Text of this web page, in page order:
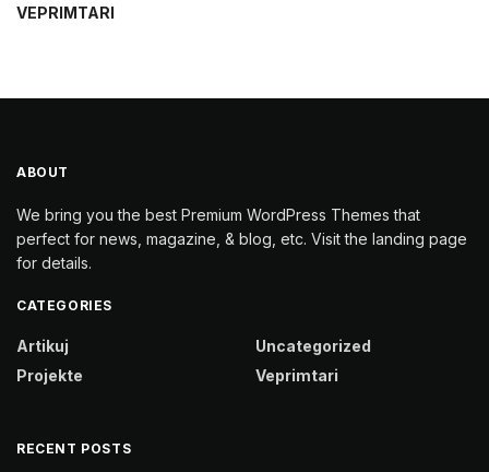
VEPRIMTARI
ABOUT
We bring you the best Premium WordPress Themes that
perfect for news, magazine, & blog, etc. Visit the landing page
for details.
CATEGORIES
Artikuj
Projekte
Uncategorized
Veprimtari
RECENT POSTS